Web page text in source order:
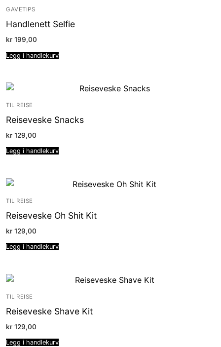
GAVETIPS
Handlenett Selfie
kr 199,00
Legg i handlekurv
TIL REISE
Reiseveske Snacks
kr 129,00
Legg i handlekurv
TIL REISE
Reiseveske Oh Shit Kit
kr 129,00
Legg i handlekurv
TIL REISE
Reiseveske Shave Kit
kr 129,00
Legg i handlekurv